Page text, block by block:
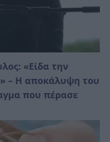
«Είδα την
– Η αποκάλυψη του
που πέρασε